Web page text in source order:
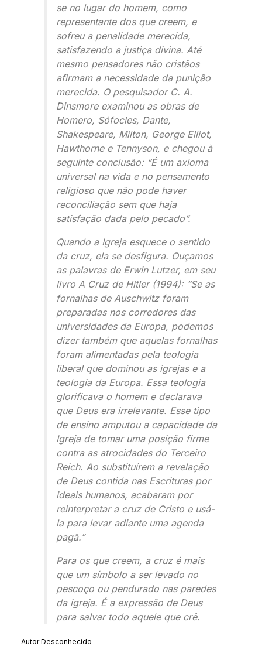
se no lugar do homem, como
representante dos que creem, e
sofreu a penalidade merecida,
satisfazendo a justiça divina. Até
mesmo pensadores não cristãos
afirmam a necessidade da punição
merecida. O pesquisador C. A.
Dinsmore examinou as obras de
Homero, Sófocles, Dante,
Shakespeare, Milton, George Elliot,
Hawthorne e Tennyson, e chegou à
seguinte conclusão: “É um axioma
universal na vida e no pensamento
religioso que não pode haver
reconciliação sem que haja
satisfação dada pelo pecado”.
Quando a Igreja esquece o sentido
da cruz, ela se desfigura. Ouçamos
as palavras de Erwin Lutzer, em seu
livro A Cruz de Hitler (1994): “Se as
fornalhas de Auschwitz foram
preparadas nos corredores das
universidades da Europa, podemos
dizer também que aquelas fornalhas
foram alimentadas pela teologia
liberal que dominou as igrejas e a
teologia da Europa. Essa teologia
glorificava o homem e declarava
que Deus era irrelevante. Esse tipo
de ensino amputou a capacidade da
Igreja de tomar uma posição firme
contra as atrocidades do Terceiro
Reich. Ao substituírem a revelação
de Deus contida nas Escrituras por
ideais humanos, acabaram por
reinterpretar a cruz de Cristo e usá-
la para levar adiante uma agenda
pagã.”
Para os que creem, a cruz é mais
que um símbolo a ser levado no
pescoço ou pendurado nas paredes
da igreja. É a expressão de Deus
para salvar todo aquele que crê.
Autor Desconhecido